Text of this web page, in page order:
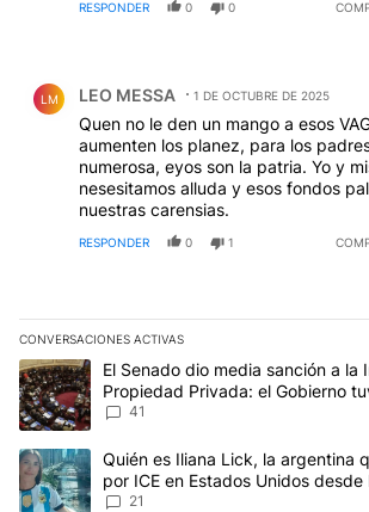
RESPONDER 0 0
LM LEO MESSA 1 DE OCTUBRE DE 2025
Quen no le den un mango a esos
aumenten los planez, para los
numerosa, eyos son la patria. Yo y
nesesitamos alluda y esos fondos
nuestras carensias.
RESPONDER 0 1
CONVERSACIONES ACTIVAS
Este listado muestra los artículos con más
Un artículo de tendencia con el título "El
El Senado dio media sanción a la
Propiedad Privada: el Gobierno
Ley del Manejo del Fuego
41
Un artículo de tendencia con el título
Quién es Iliana Lick, la argentina
por ICE en Estados Unidos desde
21